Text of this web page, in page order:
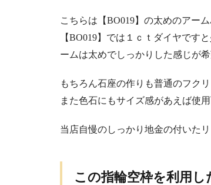
こちらは【BO019】の太めのアーム
【BO019】では１ｃｔダイヤです
ームは太めでしっかりした感じが
もちろん石座の作りも普通のフク
また色石にもサイズ感があえば使
当店自慢のしっかり地金の付いた
この指輪空枠を利用し